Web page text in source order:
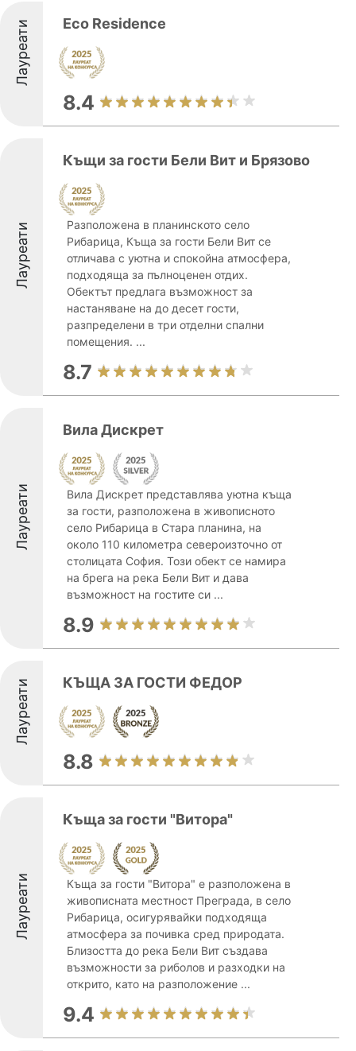
Лауреати Eco Residence
8.4
Лауреати
Къщи за гости Бели Вит и Брязово
Разположена в планинското село
Рибарица, Къща за гости Бели Вит се
отличава с уютна и спокойна атмосфера,
подходяща за пълноценен отдих.
Обектът предлага възможност за
настаняване на до десет гости,
разпределени в три отделни спални
помещения. ...
8.7
Лауреати
Вила Дискрет
Вила Дискрет представлява уютна къща
за гости, разположена в живописното
село Рибарица в Стара планина, на
около 110 километра североизточно от
столицата София. Този обект се намира
на брега на река Бели Вит и дава
възможност на гостите си ...
8.9
Лауреати КЪЩА ЗА ГОСТИ ФЕДОР
8.8
Лауреати
Къща за гости "Витора"
Къща за гости "Витора" е разположена в
живописната местност Преграда, в село
Рибарица, осигурявайки подходяща
атмосфера за почивка сред природата.
Близостта до река Бели Вит създава
възможности за риболов и разходки на
открито, като на разположение ...
9.4